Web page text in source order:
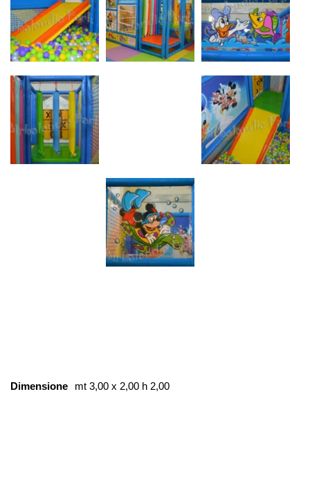
Dimensione mt 3,00 x 2,00 h 2,00